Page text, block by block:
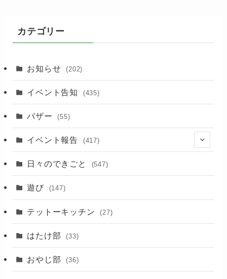
カテゴリー
お知らせ (202)
イベント告知 (435)
バザー (55)
イベント報告 (417)
(2)
(3)
日々のできごと (547)
遊び (147)
テットーキッチン (27)
はたけ部 (33)
おやじ部 (36)